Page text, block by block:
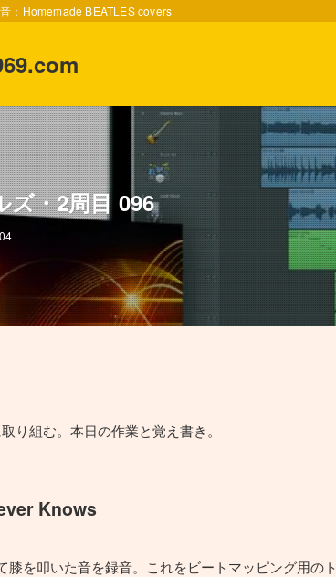
：Homemade BEATLES covers
ズ・2周目 096
り組む。本日の作業と覚え書き。
Knows
膝を叩いた音を録音。これをビートマッピング用の